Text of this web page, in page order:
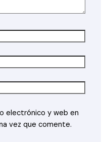
electrónico y web en
vez que comente.